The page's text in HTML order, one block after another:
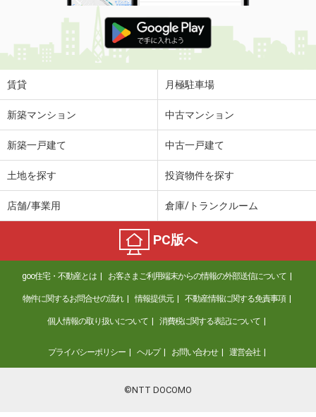
賃貸 月極駐車場
新築マンション 中古マンション
新築一戸建て 中古一戸建て
土地を探す 投資物件を探す
店舗/事業用 倉庫/トランクルーム
PC版へ
goo住宅・不動産とは お客さまご利用端末からの情報の外部送信について
物件に関するお問合せの流れ 情報提供元 不動産情報に関する免責事項
個人情報の取り扱いについて 消費税に関する表記について
プライバシーポリシー ヘルプ お問い合わせ 運営会社
©NTT DOCOMO